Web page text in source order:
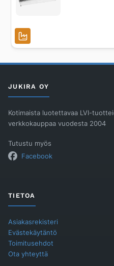
JUKIRA OY
Kotimaista luotettavaa LVI-
verkkokauppaa vuodesta 2004
Tutustu myös
Facebook
TIETOA
Asiakasrekisteri
Evästekäytäntö
Toimitusehdot
Ota yhteyttä